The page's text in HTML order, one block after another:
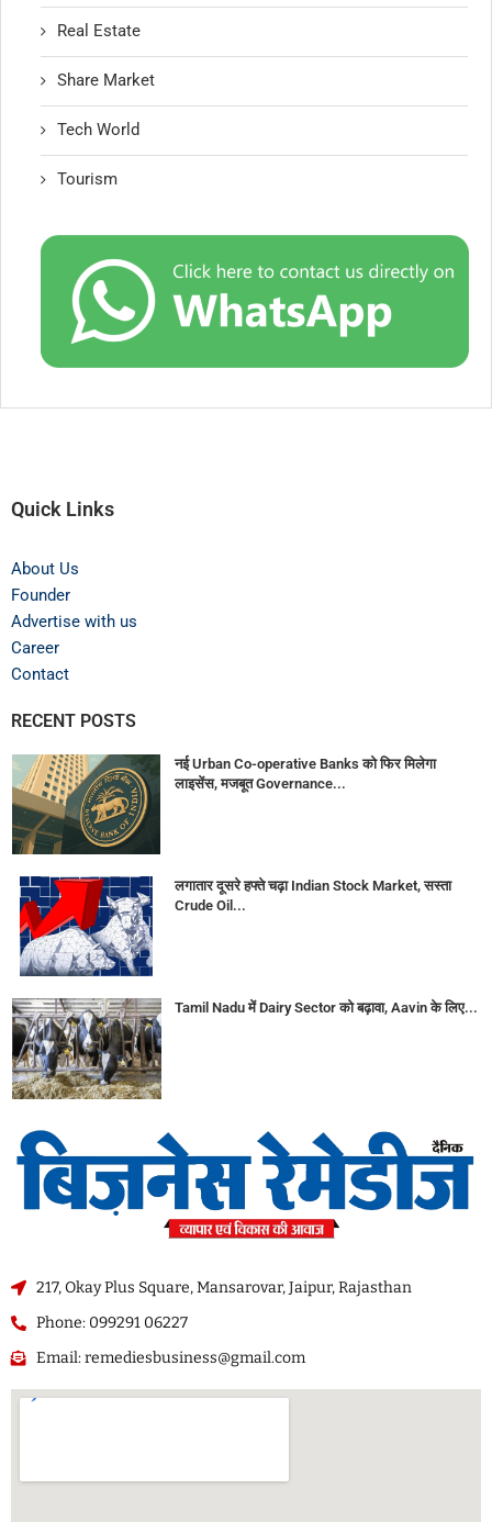
Real Estate
Share Market
Tech World
Tourism
Quick Links
About Us
Founder
Advertise with us
Career
Contact
RECENT POSTS
नई Urban Co-operative Banks को फिर मिलेगा
लाइसेंस, मजबूत Governance...
लगातार दूसरे हफ्ते चढ़ा Indian Stock Market, सस्ता
Crude Oil...
Tamil Nadu में Dairy Sector को बढ़ावा, Aavin के लिए...
217, Okay Plus Square, Mansarovar, Jaipur, Rajasthan
Phone: 099291 06227
Email: remediesbusiness@gmail.com